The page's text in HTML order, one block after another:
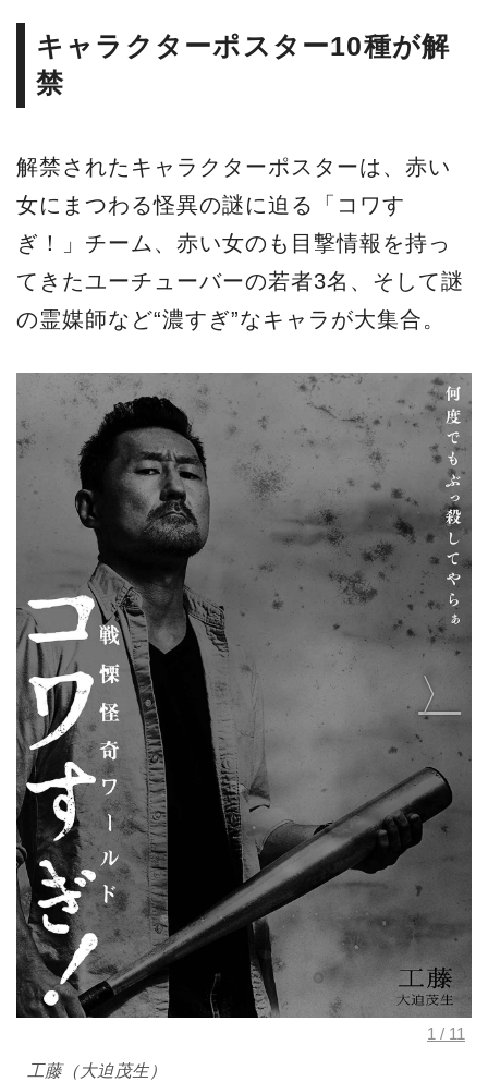
キャラクターポスター10種が解
禁
解禁されたキャラクターポスターは、赤い
女にまつわる怪異の謎に迫る「コワす
ぎ！」チーム、赤い女のも目撃情報を持っ
てきたユーチューバーの若者3名、そして謎
の霊媒師など“濃すぎ”なキャラが大集合。
工藤（大迫茂生）